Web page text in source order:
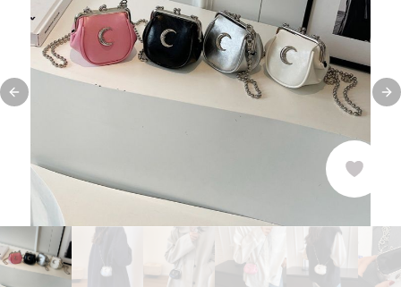
Previous slide